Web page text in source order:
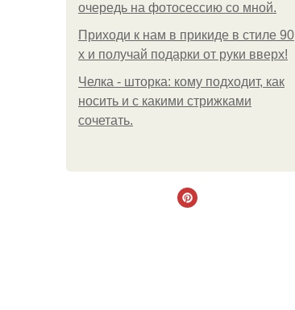
очередь на фотосессию со мной.
Приходи к нам в прикиде в стиле 90
х и получай подарки от руки вверх!
Челка - шторка: кому подходит, как
носить и с какими стрижками
сочетать.